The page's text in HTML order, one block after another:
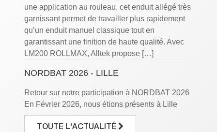
une application au rouleau, cet enduit allégé très
garnissant permet de travailler plus rapidement
qu’un enduit manuel classique tout en
garantissant une finition de haute qualité. Avec
LM200 ROLLMAX, Alltek propose […]
NORDBAT 2026 - LILLE
Retour sur notre participation à NORDBAT 2026
En Février 2026, nous étions présents à Lille
Grand Palais à l’occasion du salon NORDBAT,
le rendez-vous incontournable des
TOUTE L'ACTUALITÉ